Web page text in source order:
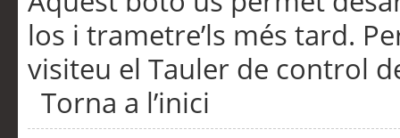
los i trametre’ls més tard.
visiteu el Tauler de control
Torna a l’inici